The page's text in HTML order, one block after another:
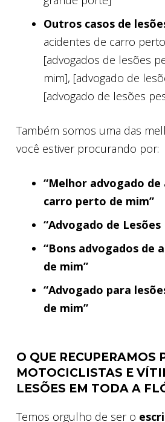
Outros casos de
acidentes de carro
[advogados de lesões
mim], [advogado de
[advogado de lesões
Também somos uma das
você estiver procurando por:
“Melhor advogado de
carro perto de mim”
“Advogado de Lesões
“Bons advogados de
de mim”
“Advogado para
de mim”
O QUE RECUPERAMOS
MOTOCICLISTAS E
LESÕES EM TODA A
Temos orgulho de ser o